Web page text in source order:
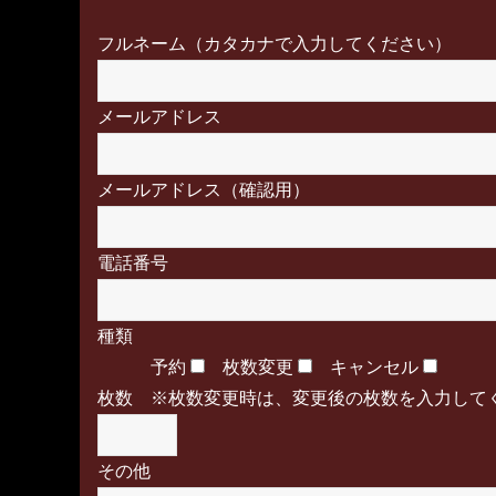
フルネーム（カタカナで入力してください）
メールアドレス
メールアドレス（確認用）
電話番号
種類
予約
枚数変更
キャンセル
枚数 ※枚数変更時は、変更後の枚数を入力して
その他